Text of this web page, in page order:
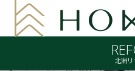
北洲リ